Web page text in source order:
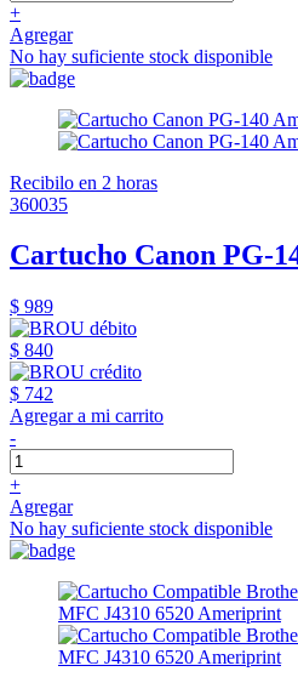
+
Agregar
No hay suficiente stock disponible
Recibilo en 2 horas
360035
Cartucho Canon PG-
$ 989
$ 840
$ 742
Agregar a mi carrito
-
+
Agregar
No hay suficiente stock disponible